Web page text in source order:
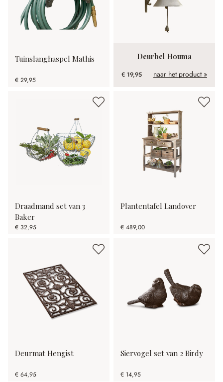
Tuinslanghaspel Mathis
€ 29,95
Deurbel Houma
€ 19,95 naar het product »
Draadmand set van 3
Baker
€ 32,95
Plantentafel Landover
€ 489,00
Deurmat Hengist
€ 64,95
Siervogel set van 2 Birdy
€ 14,95